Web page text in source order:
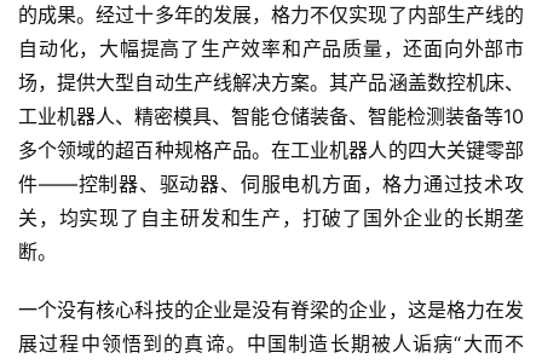
的成果。经过十多年的发展，格力不仅实现了内部生产线的
自动化，大幅提高了生产效率和产品质量，还面向外部市
场，提供大型自动生产线解决方案。其产品涵盖数控机床、
工业机器人、精密模具、智能仓储装备、智能检测装备等10
多个领域的超百种规格产品。在工业机器人的四大关键零部
件——控制器、驱动器、伺服电机方面，格力通过技术攻
关，均实现了自主研发和生产，打破了国外企业的长期垄
断。
一个没有核心科技的企业是没有脊梁的企业，这是格力在发
展过程中领悟到的真谛。中国制造长期被人诟病“大而不